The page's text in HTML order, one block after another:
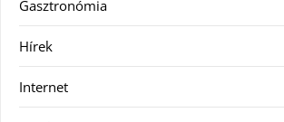
Gasztronómia
Hírek
Internet